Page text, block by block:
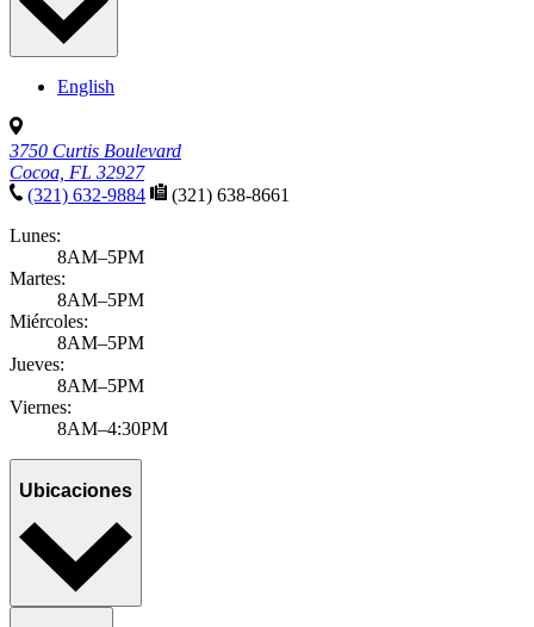
English
3750 Curtis Boulevard
Cocoa, FL 32927
(321) 632-9884
(321) 638-8661
Lunes:
8AM–5PM
Martes:
8AM–5PM
Miércoles:
8AM–5PM
Jueves:
8AM–5PM
Viernes:
8AM–4:30PM
Ubicaciones